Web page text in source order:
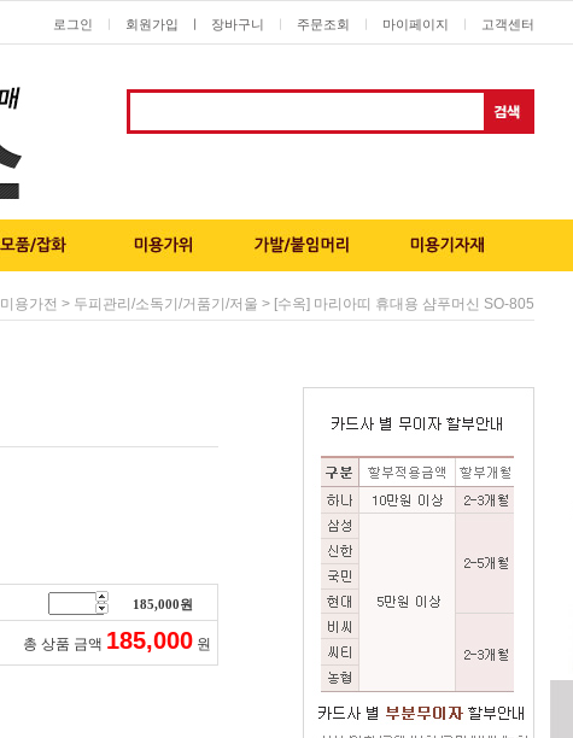
로그인 회원가입 ㅣ 장바구니 주문조회 마이페이지 고객센터
미용가전 > 두피관리/소독기/거품기/저울 > [수옥] 마리아띠 휴대용 샴푸머신 SO-805
185,000원
총 상품 금액 185,000 원